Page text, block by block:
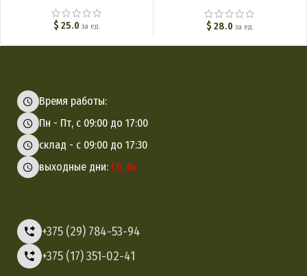
$ 25.0 за ед. $ 28.0 за ед.
Время работы:
Пн - Пт, с 09:00 до 17:00
склад - с 09:00 до 17:30
выходные дни: Сб, Вс
+375 (29) 784-53-94
+375 (17) 351-02-41